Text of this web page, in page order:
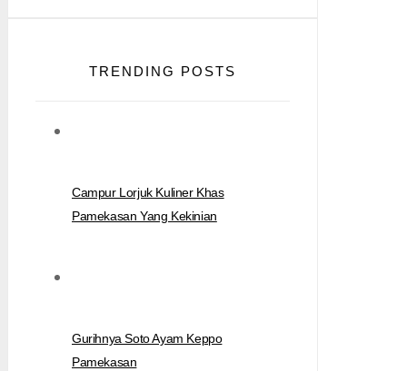
TRENDING POSTS
Campur Lorjuk Kuliner Khas
Pamekasan Yang Kekinian
Gurihnya Soto Ayam Keppo
Pamekasan